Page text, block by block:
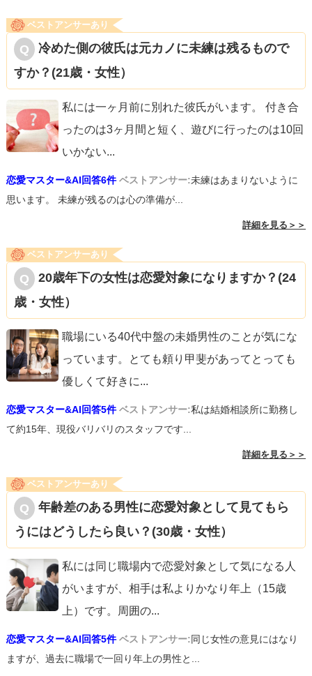
ベストアンサーあり
冷めた側の彼氏は元カノに未練は残るもので
すか？(21歳・女性）
私には一ヶ月前に別れた彼氏がいます。 付き合
ったのは3ヶ月間と短く、遊びに行ったのは10回
いかない...
恋愛マスター&AI回答6件 ベストアンサー:未練はあまりないように
思います。 未練が残るのは心の準備が...
詳細を見る＞＞
ベストアンサーあり
20歳年下の女性は恋愛対象になりますか？(24
歳・女性）
職場にいる40代中盤の未婚男性のことが気にな
っています。とても頼り甲斐があってとっても
優しくて好きに...
恋愛マスター&AI回答5件 ベストアンサー:私は結婚相談所に勤務し
て約15年、現役バリバリのスタッフです...
詳細を見る＞＞
ベストアンサーあり
年齢差のある男性に恋愛対象として見てもら
うにはどうしたら良い？(30歳・女性）
私には同じ職場内で恋愛対象として気になる人
がいますが、相手は私よりかなり年上（15歳
上）です。周囲の...
恋愛マスター&AI回答5件 ベストアンサー:同じ女性の意見にはなり
ますが、過去に職場で一回り年上の男性と...